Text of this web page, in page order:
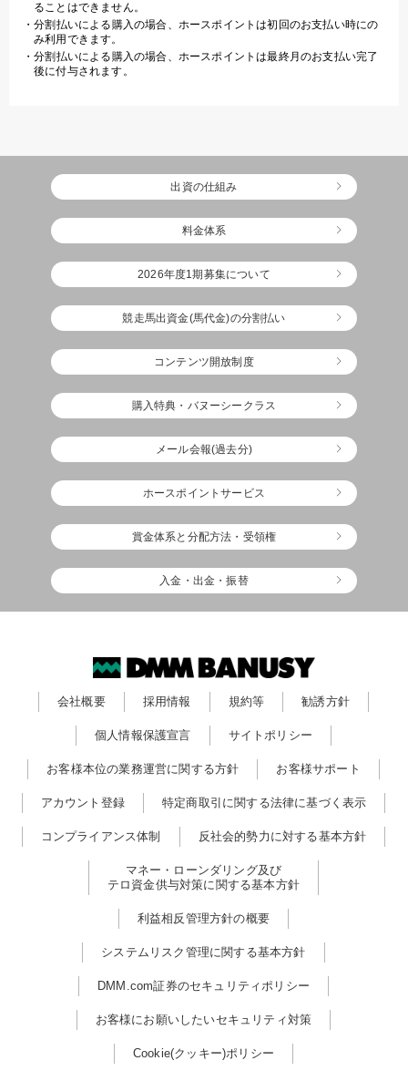
ることはできません。
分割払いによる購入の場合、ホースポイントは初回のお支払い時にの
み利用できます。
分割払いによる購入の場合、ホースポイントは最終月のお支払い完了
後に付与されます。
出資の仕組み
料金体系
2026年度1期募集について
競走馬出資金(馬代金)の分割払い
コンテンツ開放制度
購入特典・バヌーシークラス
メール会報(過去分)
ホースポイントサービス
賞金体系と分配方法・受領権
入金・出金・振替
会社概要 採用情報 規約等 勧誘方針
個人情報保護宣言 サイトポリシー
お客様本位の業務運営に関する方針 お客様サポート
アカウント登録 特定商取引に関する法律に基づく表示
コンプライアンス体制 反社会的勢力に対する基本方針
マネー・ローンダリング及び
テロ資金供与対策に関する基本方針
利益相反管理方針の概要
システムリスク管理に関する基本方針
DMM.com証券のセキュリティポリシー
お客様にお願いしたいセキュリティ対策
Cookie(クッキー)ポリシー